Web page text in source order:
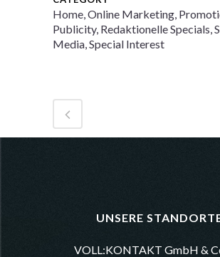
Home, Online Marketing,
Publicity, Redaktionelle Specials,
Media, Special Interest
UNSERE
VOLL:KONTAKT GmbH &